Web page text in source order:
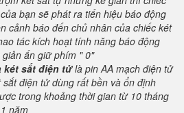
bạn sẽ phát ra tiến hiệu báo động
cảnh báo đến chủ nhân của chiếc két
tác kích hoạt tính năng báo động
ấn giữ phím " 0"
két sắt điện tửlà pin AA mạch điện tử
sắt điện tử dùng rất bền và ổn định
trong khoảng thời gian từ 10 tháng
năm